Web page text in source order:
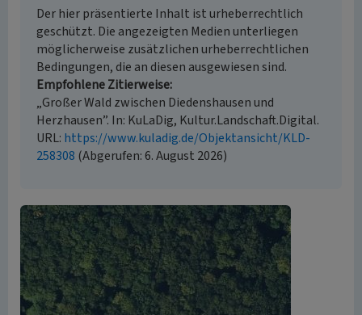
Der hier präsentierte Inhalt ist urheberrechtlich
geschützt. Die angezeigten Medien unterliegen
möglicherweise zusätzlichen urheberrechtlichen
Bedingungen, die an diesen ausgewiesen sind.
Empfohlene Zitierweise
„Großer Wald zwischen Diedenshausen und
Herzhausen”. In: KuLaDig, Kultur.Landschaft.Digital.
URL: https://www.kuladig.de/Objektansicht/KLD-
258308 (Abgerufen: 6. August 2026)